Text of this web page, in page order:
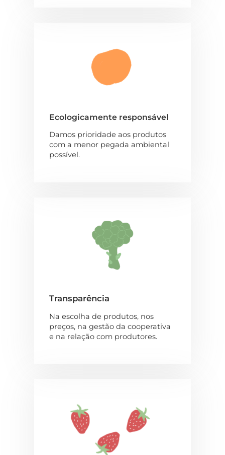
Ecologicamente responsável
Damos prioridade aos produtos
com a menor pegada ambiental
possível.
Transparência
Na escolha de produtos, nos
preços, na gestão da cooperativa
e na relação com produtores.